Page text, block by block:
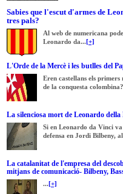
Sabies que l'escut d'armes de
tres pals?
Al web de numericana
Leonardo da...[+]
L'Orde de la Mercè i les butlles del
Eren castellans els primers
de la conquesta
La silenciosa mort de Leonardo
Si en Leonardo da Vinci
defensa en Jordi Bilbeny,
La catalanitat de l'empresa del
mitjans de comunicació- Bilbeny,
...[+]